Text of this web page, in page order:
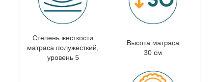
Степень жесткости
матраса полужесткий,
уровень 5
Высота матраса
30 см